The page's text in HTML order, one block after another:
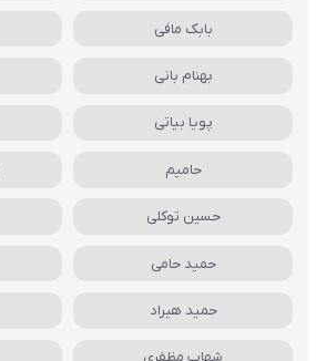
بابک مافی
بهنام بانی
پویا بیاتی
حامیم
حسین توکلی
حمید حامی
حمید هیراد